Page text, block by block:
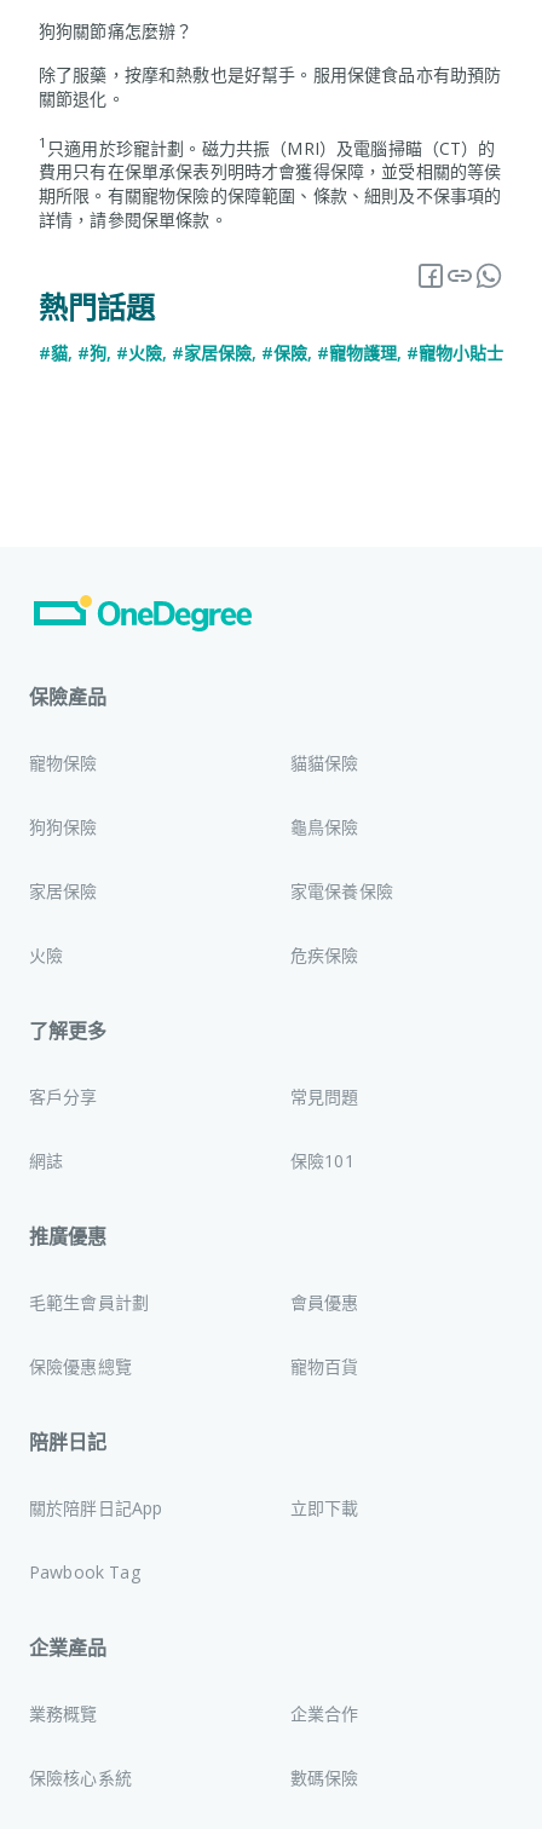
狗狗關節痛怎麼辦？
除了服藥，按摩和熱敷也是好幫手。服用保健食品亦有助預防
關節退化。
1 只適用於珍寵計劃。磁力共振（MRI）及電腦掃瞄（CT）的
費用只有在保單承保表列明時才會獲得保障，並受相關的等侯
期所限。有關寵物保險的保障範圍、條款、細則及不保事項的
詳情，請參閱保單條款。
熱門話題
#貓, #狗, #火險, #家居保險, #保險, #寵物護理, #寵物小貼士
保險產品
寵物保險 貓貓保險
狗狗保險 龜鳥保險
家居保險 家電保養保險
火險 危疾保險
了解更多
客戶分享 常見問題
網誌 保險101
推廣優惠
毛範生會員計劃 會員優惠
保險優惠總覽 寵物百貨
陪胖日記
關於陪胖日記App 立即下載
Pawbook Tag
企業產品
業務概覽 企業合作
保險核心系統 數碼保險